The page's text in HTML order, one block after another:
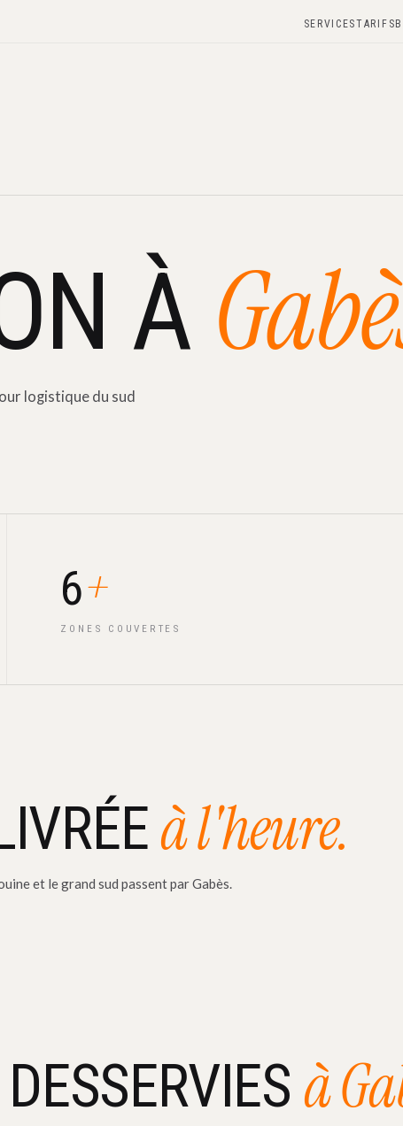
SERVICESTARIFS
À
logistique du sud
6+
ZONES COUVERTES
à l'heure.
et le grand sud passent par Gabès.
à